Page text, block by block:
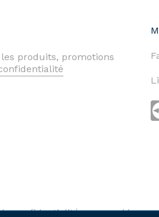
produits, promotions
confidentialité cookies